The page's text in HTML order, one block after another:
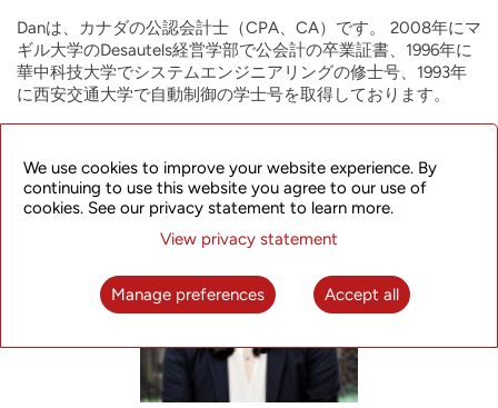
Danは、カナダの公認会計士（CPA、CA）です。 2008年にマ
ギル大学のDesautels経営学部で公会計の卒業証書、1996年に
華中科技大学でシステムエンジニアリングの修士号、1993年
に西安交通大学で自動制御の学士号を取得しております。
We use cookies to improve your website experience. By
continuing to use this website you agree to our use of
cookies. See our privacy statement to learn more.
View privacy statement
Manage preferences Accept all